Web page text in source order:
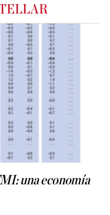
una economía